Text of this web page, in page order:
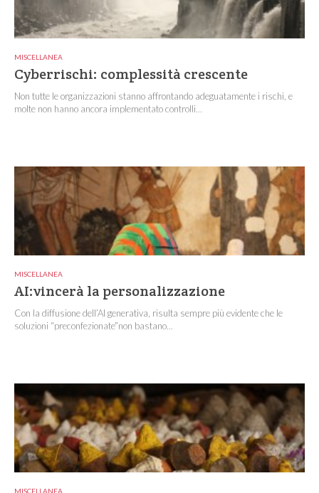
MISCELLANEA
Cyberrischi: complessità crescente
Non tutte le organizzazioni stanno affrontando adeguatamente i rischi, e
molte non hanno ancora implementato controlli...
MISCELLANEA
AI:vincerà la personalizzazione
Con la diffusione dell’AI generativa, risulta sempre più evidente che le
soluzioni “preconfezionate”non bastano...
MISCELLANEA